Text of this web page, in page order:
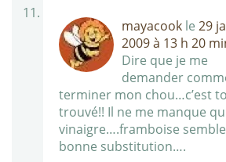
mayacook le 29
2009 à 13 h 20
Dire que je me
demander
terminer mon chou…c’est
trouvé!! Il ne me manque
vinaigre….framboise
bonne substitution….